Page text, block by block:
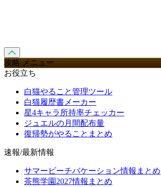
攻略 メニュー
お役立ち
白猫やること管理ツール
白猫履歴書メーカー
星4キャラ所持率チェッカー
ジュエルの月間配布量
復帰勢がやることまとめ
速報/最新情報
サマービーチバケーション情報まとめ
茶熊学園2027情報まとめ